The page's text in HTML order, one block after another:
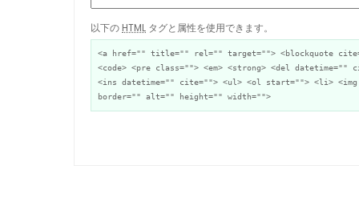
以下の HTML タグと属性を使用できます。
<a href="" title="" rel="" target=""> <blockquote
<code> <pre class=""> <em> <strong> <del datetime=""
<ins datetime="" cite=""> <ul> <ol start=""> <li>
border="" alt="" height="" width="">